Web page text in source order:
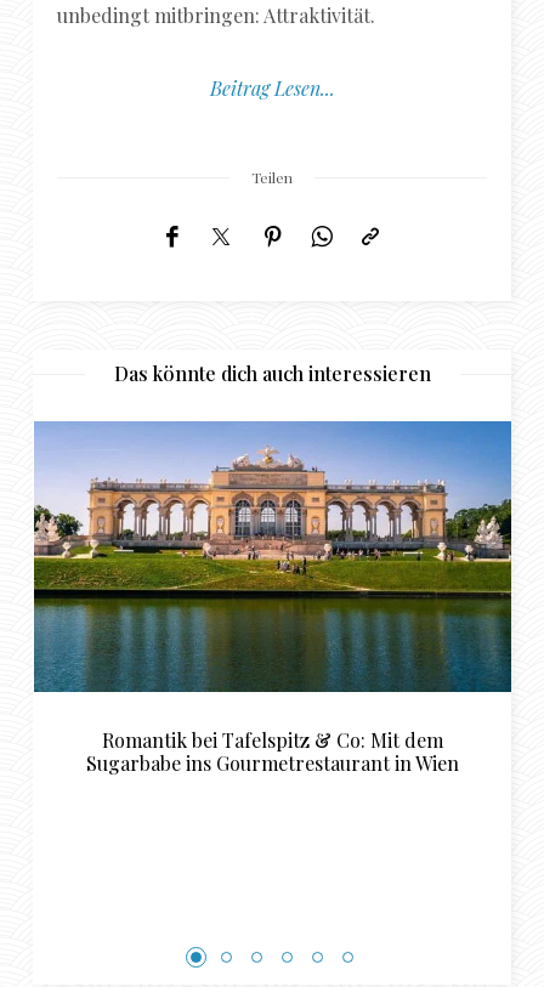
unbedingt mitbringen: Attraktivität.
Beitrag Lesen...
Teilen
Das könnte dich auch interessieren
& Co: Mit dem
in Wien
Tipps für das